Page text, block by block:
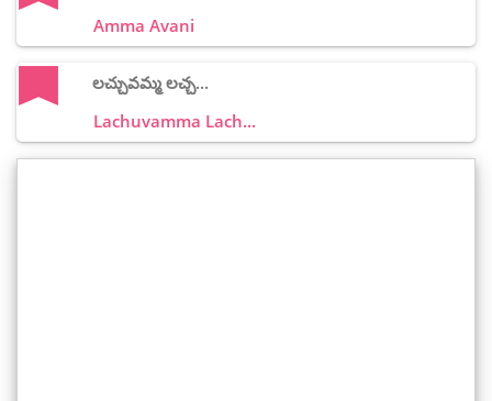
Amma Avani
లచ్చువమ్మ లచ్చ...
Lachuvamma Lach...